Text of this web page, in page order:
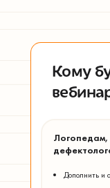
Кому
Логопедам,
Дополнить и